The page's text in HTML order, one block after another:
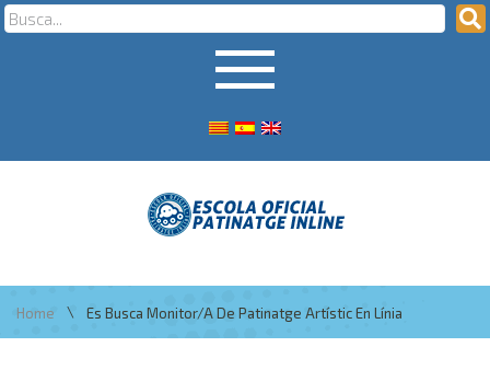
Home \ Es Busca Monitor/a De Patinatge Artístic En Línia